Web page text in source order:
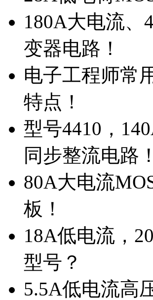
180A大电流、
变器电路！
电子工程师常
特点！
型号4410，
同步整流电路！
80A大电流
板！
18A低电流，
型号？
5.5A低电流高